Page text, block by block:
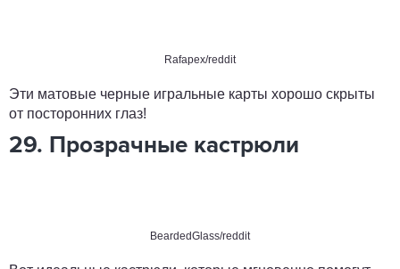
Rafapex/reddit
Эти матовые черные игральные карты хорошо скрыты
от посторонних глаз!
29. Прозрачные кастрюли
BeardedGlass/reddit